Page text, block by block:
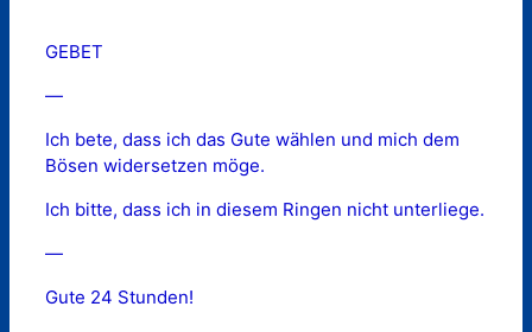
GEBET
—
Ich bete, dass ich das Gute wählen und mich dem
Bösen widersetzen möge.
Ich bitte, dass ich in diesem Ringen nicht unterliege.
—
Gute 24 Stunden!